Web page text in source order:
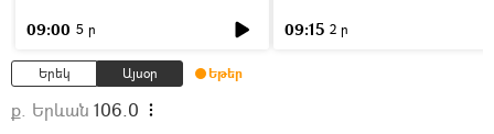
09:00 5 ր 09:15 2 ր
Երեկ Այսօր Եթեր
ք. Երևան 106.0